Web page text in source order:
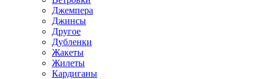
Джемпера
Джинсы
Другое
Дубленки
Жакеты
Жилеты
Кардиганы